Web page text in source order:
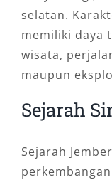
selatan.
memiliki daya
wisata,
maupun
Sejarah
Sejarah